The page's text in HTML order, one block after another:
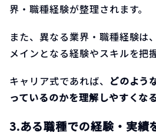
界・職種経験が整理されます。
また、異なる業界・職種経験は
メインとなる経験やスキルを把
キャリア式であれば、 どのよう
っているのかを理解しやすくな
3.ある職種での経験・実績